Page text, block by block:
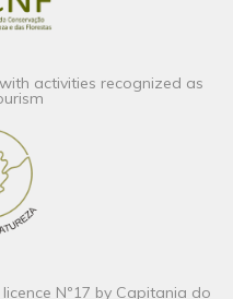
activities recognized as
Nº17 by Capitania do